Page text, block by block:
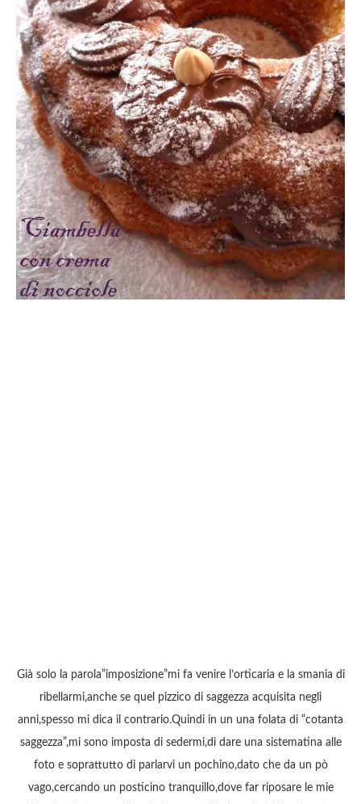
Già solo la parola”imposizione”mi fa venire l’orticaria e la smania di
ribellarmi,anche se quel pizzico di saggezza acquisita negli
anni,spesso mi dica il contrario.Quindi in un una folata di “cotanta
saggezza”,mi sono imposta di sedermi,di dare una sistematina alle
foto e soprattutto di parlarvi un pochino,dato che da un pò
vago,cercando un posticino tranquillo,dove far riposare le mie